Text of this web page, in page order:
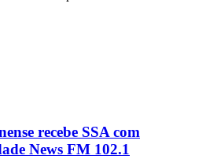
recebe SSA com
News FM 102.1